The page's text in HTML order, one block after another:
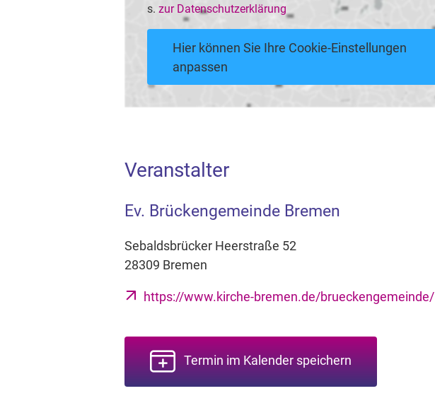
s. zur Datenschutzerklärung
Hier können Sie Ihre Cookie-Einstellungen
anpassen
Veranstalter
Ev. Brückengemeinde Bremen
Sebaldsbrücker Heerstraße 52
28309 Bremen
https://www.kirche-bremen.de/brueckengemeinde/
Termin im Kalender speichern